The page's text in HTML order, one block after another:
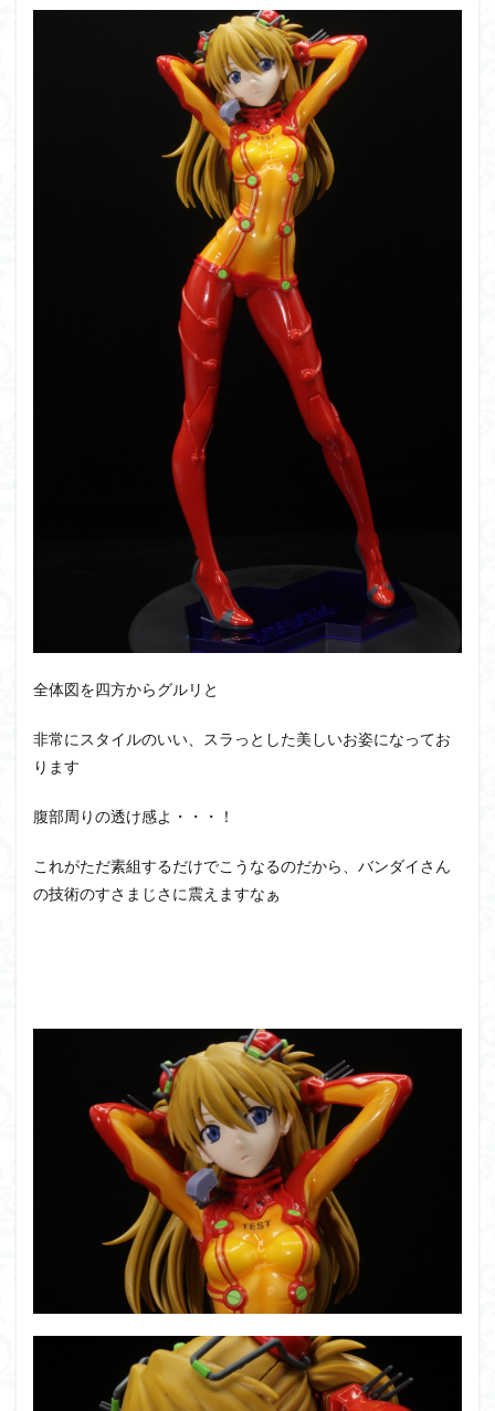
全体図を四方からグルリと
非常にスタイルのいい、スラっとした美しいお姿になってお
ります
腹部周りの透け感よ・・・！
これがただ素組するだけでこうなるのだから、バンダイさん
の技術のすさまじさに震えますなぁ